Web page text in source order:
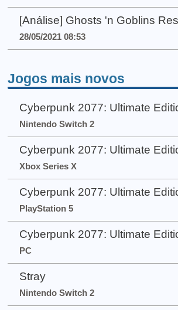
[Análise] Ghosts 'n Goblins
28/05/2021 08:53
Jogos mais novos
Cyberpunk 2077: Ultimate
Nintendo Switch 2
Cyberpunk 2077: Ultimate
Xbox Series X
Cyberpunk 2077: Ultimate
PlayStation 5
Cyberpunk 2077: Ultimate
PC
Stray
Nintendo Switch 2